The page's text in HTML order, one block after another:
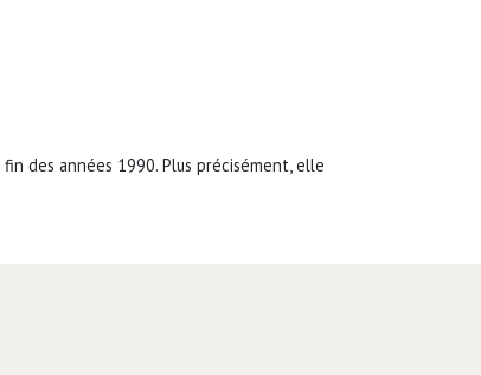
des années 1990. Plus précisément, elle